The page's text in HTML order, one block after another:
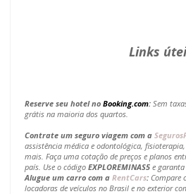
Links
Reserve seu hotel noBooking.com: Sem
grátis na maioria dos quartos.
Contrate um seguro viagem com a
assistência médica e odontológica,
mais. Faça uma cotação de preços e planos
país. Use o códigoEXPLOREMINAS5e garanta
Alugue um carro com aRentCars: Compare
locadoras de veículos no Brasil e no exterior